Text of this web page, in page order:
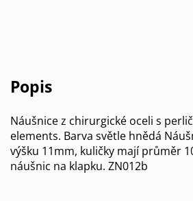
Popis
Náušnice z chirurgické oceli s
elements. Barva světle hnědá
výšku 11mm, kuličky mají průměr
náušnic na klapku. ZN012b